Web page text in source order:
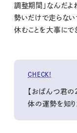
調整期間」なんだよ
勢いだけで走らない
休むことを大事にで
CHECK!
【おぱんつ君
体の運勢を知り